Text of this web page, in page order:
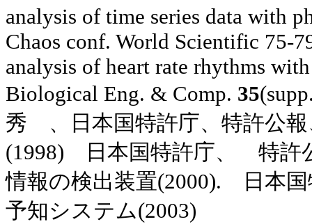
analysis of time series data with
Chaos conf. World Scientific 75-
analysis of heart rate rhythms
Biological Eng. & Comp. 35
秀 、
日本国特許庁、特許公
(1998)
日本国特許庁、 特許
情報の検出装置(2000).
日本
予知システム(2003)